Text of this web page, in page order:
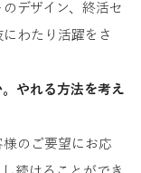
デザイン、終活セ
わたり活躍をさ
。やれる方法を考え
のご要望にお応